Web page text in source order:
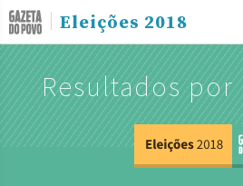
Eleições 2018
Resultados